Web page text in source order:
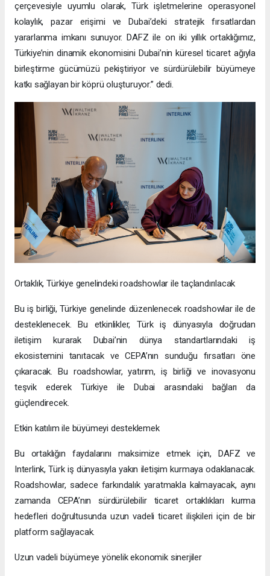
çerçevesiyle uyumlu olarak, Türk işletmelerine operasyonel
kolaylık, pazar erişimi ve Dubai’deki stratejik fırsatlardan
yararlanma imkanı sunuyor. DAFZ ile on iki yıllık ortaklığımız,
Türkiye’nin dinamik ekonomisini Dubai’nin küresel ticaret ağıyla
birleştirme gücümüzü pekiştiriyor ve sürdürülebilir büyümeye
katkı sağlayan bir köprü oluşturuyor.” dedi.
Ortaklık, Türkiye genelindeki roadshowlar ile taçlandırılacak
Bu iş birliği, Türkiye genelinde düzenlenecek roadshowlar ile de
desteklenecek. Bu etkinlikler, Türk iş dünyasıyla doğrudan
iletişim kurarak Dubai’nin dünya standartlarındaki iş
ekosistemini tanıtacak ve CEPA’nın sunduğu fırsatları öne
çıkaracak. Bu roadshowlar, yatırım, iş birliği ve inovasyonu
teşvik ederek Türkiye ile Dubai arasındaki bağları da
güçlendirecek.
Etkin katılım ile büyümeyi desteklemek
Bu ortaklığın faydalarını maksimize etmek için, DAFZ ve
Interlink, Türk iş dünyasıyla yakın iletişim kurmaya odaklanacak.
Roadshowlar, sadece farkındalık yaratmakla kalmayacak, aynı
zamanda CEPA’nın sürdürülebilir ticaret ortaklıkları kurma
hedefleri doğrultusunda uzun vadeli ticaret ilişkileri için de bir
platform sağlayacak.
Uzun vadeli büyümeye yönelik ekonomik sinerjiler